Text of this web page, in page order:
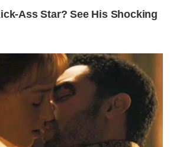
Ass Star? See His Shocking